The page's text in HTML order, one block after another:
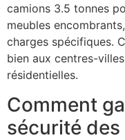
camions 3.5 tonnes
meubles
charges spécifiques.
bien aux centres-
résidentielles.
Comment
sécurité